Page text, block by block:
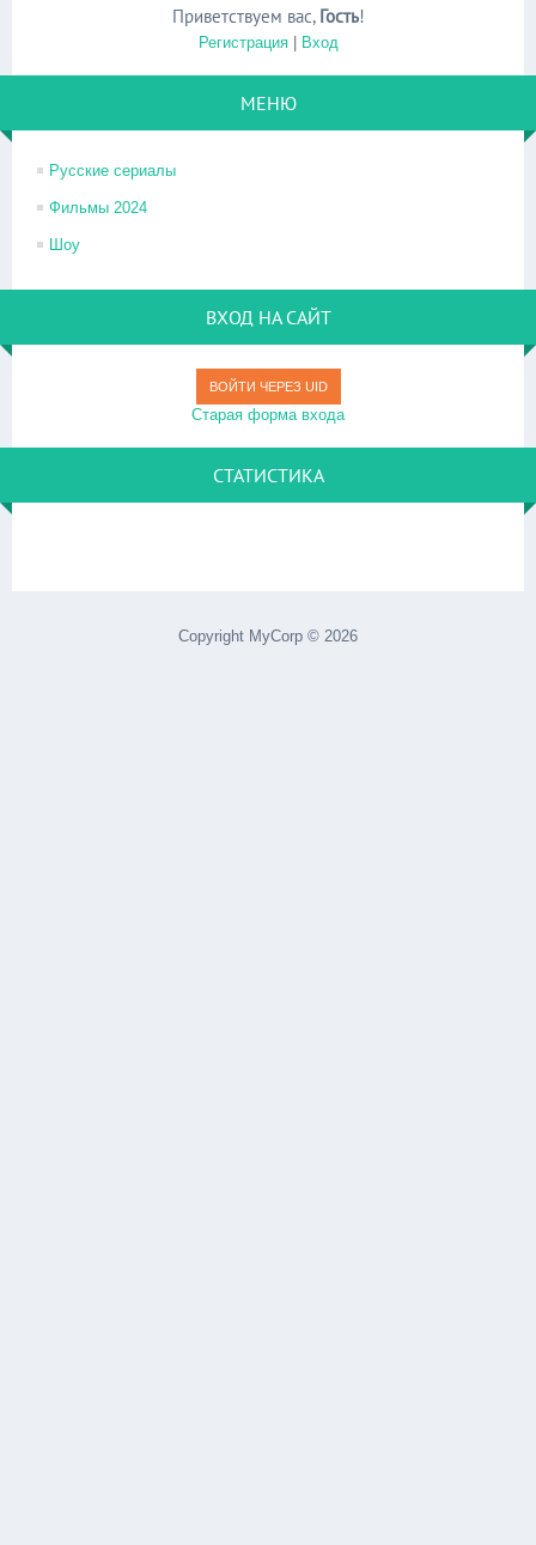
Приветствуем вас, Гость!
Регистрация| Вход
МЕНЮ
Русские сериалы
Фильмы 2024
Шоу
ВХОД НА САЙТ
ВОЙТИ ЧЕРЕЗ UID
Старая форма входа
СТАТИСТИКА
Copyright MyCorp © 2026